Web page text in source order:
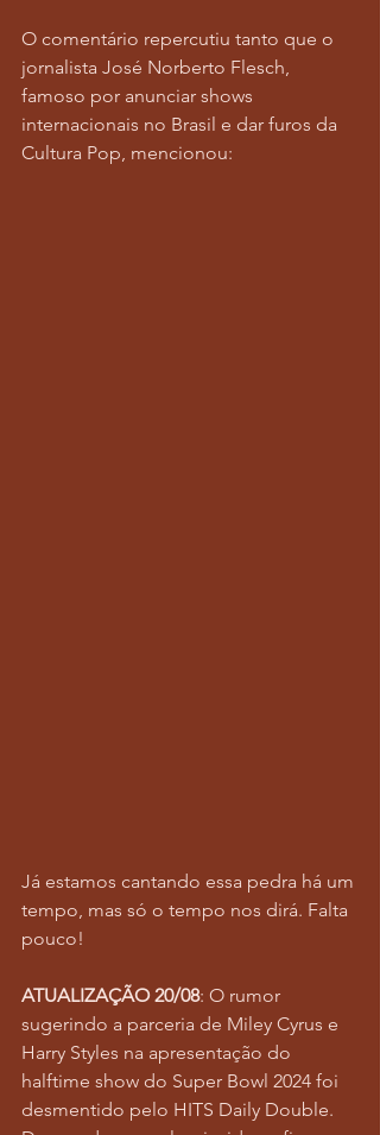
O comentário repercutiu tanto que o
jornalista José Norberto Flesch,
famoso por anunciar shows
internacionais no Brasil e dar furos da
Cultura Pop, mencionou:
Já estamos cantando essa pedra há um
tempo, mas só o tempo nos dirá. Falta
pouco!
ATUALIZAÇÃO 20/08: O rumor
sugerindo a parceria de Miley Cyrus e
Harry Styles na apresentação do
halftime show do Super Bowl 2024 foi
desmentido pelo HITS Daily Double.